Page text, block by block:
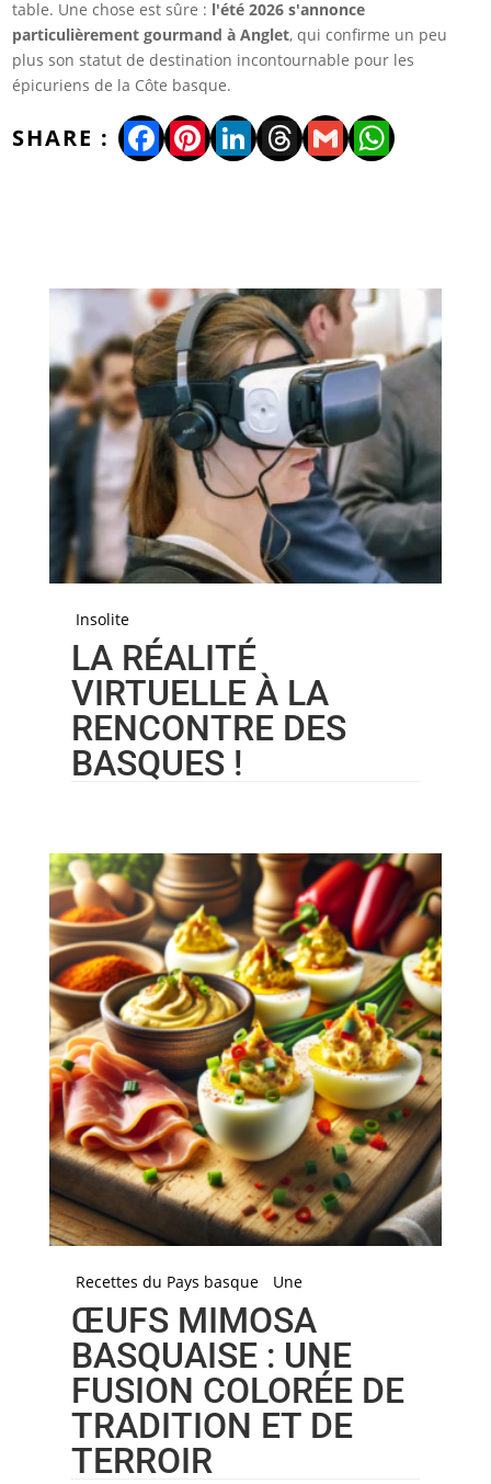
table. Une chose est sûre : l'été 2026 s'annonce
particulièrement gourmand à Anglet, qui confirme un peu
plus son statut de destination incontournable pour les
épicuriens de la Côte basque.
Facebook
Pinterest
LinkedIn
Threads
Gmail
Insolite
LA RÉALITÉ
VIRTUELLE À LA
RENCONTRE DES
BASQUES !
Recettes du Pays basque Une
ŒUFS MIMOSA
BASQUAISE : UNE
FUSION COLORÉE DE
TRADITION ET DE
TERROIR